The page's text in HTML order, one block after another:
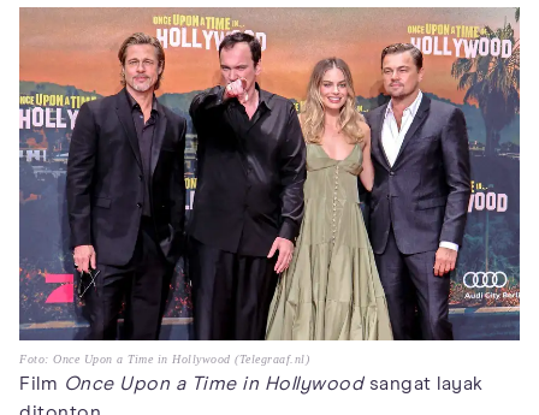
Foto: Once Upon a Time in Hollywood (Telegraaf.nl)
Film Once Upon a Time in Hollywoodsangat layak